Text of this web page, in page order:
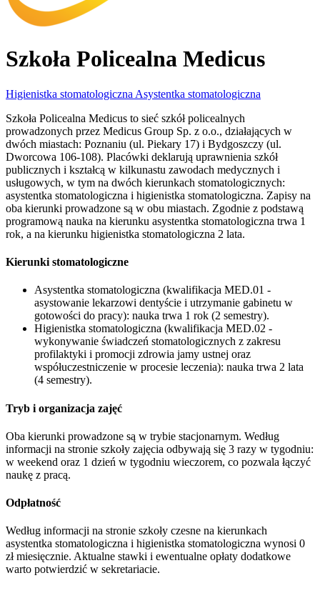
Szkoła Policealna Medicus
Higienistka stomatologiczna Asystentka stomatologiczna
Szkoła Policealna Medicus to sieć szkół policealnych
prowadzonych przez Medicus Group Sp. z o.o., działających w
dwóch miastach: Poznaniu (ul. Piekary 17) i Bydgoszczy (ul.
Dworcowa 106-108). Placówki deklarują uprawnienia szkół
publicznych i kształcą w kilkunastu zawodach medycznych i
usługowych, w tym na dwóch kierunkach stomatologicznych:
asystentka stomatologiczna i higienistka stomatologiczna. Zapisy na
oba kierunki prowadzone są w obu miastach. Zgodnie z podstawą
programową nauka na kierunku asystentka stomatologiczna trwa 1
rok, a na kierunku higienistka stomatologiczna 2 lata.
Kierunki stomatologiczne
Asystentka stomatologiczna (kwalifikacja MED.01 -
asystowanie lekarzowi dentyście i utrzymanie gabinetu w
gotowości do pracy): nauka trwa 1 rok (2 semestry).
Higienistka stomatologiczna (kwalifikacja MED.02 -
wykonywanie świadczeń stomatologicznych z zakresu
profilaktyki i promocji zdrowia jamy ustnej oraz
współuczestniczenie w procesie leczenia): nauka trwa 2 lata
(4 semestry).
Tryb i organizacja zajęć
Oba kierunki prowadzone są w trybie stacjonarnym. Według
informacji na stronie szkoły zajęcia odbywają się 3 razy w tygodniu:
w weekend oraz 1 dzień w tygodniu wieczorem, co pozwala łączyć
naukę z pracą.
Odpłatność
Według informacji na stronie szkoły czesne na kierunkach
asystentka stomatologiczna i higienistka stomatologiczna wynosi 0
zł miesięcznie. Aktualne stawki i ewentualne opłaty dodatkowe
warto potwierdzić w sekretariacie.